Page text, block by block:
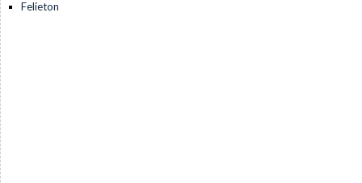
Felieton